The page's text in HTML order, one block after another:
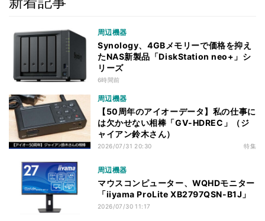
周辺機器
Synology、4GBメモリーで価格を抑え
たNAS新製品「DiskStation neo+」シ
リーズ
6時間前
周辺機器
【50周年のアイオーデータ】私の仕事に
は欠かせない相棒「GV-HDREC」（ジ
ャイアン鈴木さん）
2026/07/31 20:30 特集
周辺機器
マウスコンピューター、WQHDモニター
「iiyama ProLite XB2797QSN-B1J」
2026/07/30 11:17